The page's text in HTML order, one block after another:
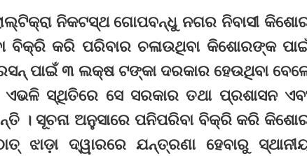
ନିକଟସ୍ଥ ଗୋପବନ୍ଧୁ ନଗର ନିବାସୀ
ବିକ୍ରି କରି ପରିବାର ଚଳାଉଥିବା କିଶୋରଙ୍କ
ପାଇଁ ୩ ଲକ୍ଷ ଟଙ୍କା ଦରକାର ହେଉଥିବା
ସ୍ଥିତିରେ ସେ ସରକାର ତଥା ପ୍ରଶାସନ
। ସୂଚନା ଅନୁସାରେ ପନିପରିବା ବିକ୍ରି କରି
ଦ୍ୱାରରେ ଯନ୍ତ୍ରଣା ହେବାରୁ